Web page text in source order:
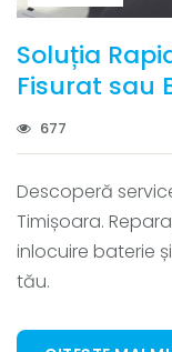
Soluția
Fisurat sau
677
Descoperă
Timișoara.
inlocuire baterie
tău.